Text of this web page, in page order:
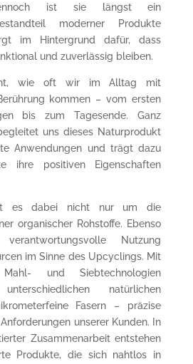
ist sie längst ein
moderner Produkte
im Hintergrund dafür, dass
und zuverlässig bleiben.
wie oft wir im Alltag mit
kommen – vom ersten
bis zum Tagesende. Ganz
uns dieses Naturprodukt
Anwendungen und trägt dazu
ihre positiven Eigenschaften
es dabei nicht nur um die
organischer Rohstoffe. Ebenso
Nutzung
im Sinne des Upcyclings. Mit
Mahl- und Siebtechnologien
natürlichen
Fasern – präzise
unserer Kunden. In
Zusammenarbeit entstehen
Produkte, die sich nahtlos in